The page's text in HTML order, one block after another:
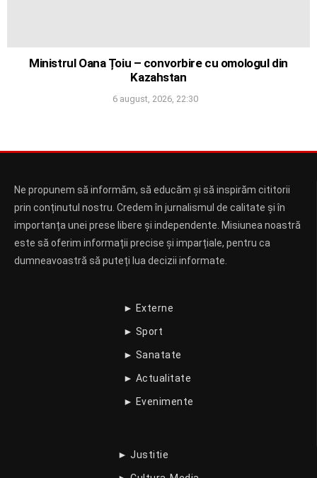
Ministrul Oana Țoiu – convorbire cu omologul din
Kazahstan
6 august, 2026, 22:30
Ne propunem să informăm, să educăm și să inspirăm cititorii
prin conținutul nostru. Credem în jurnalismul de calitate și în
importanța unei prese libere și independente. Misiunea noastră
este să oferim informații precise și imparțiale, pentru ca
dumneavoastră să puteți lua decizii informate.
► Externe
► Sport
► Sanatate
► Actualitate
► Evenimente
► Justitie